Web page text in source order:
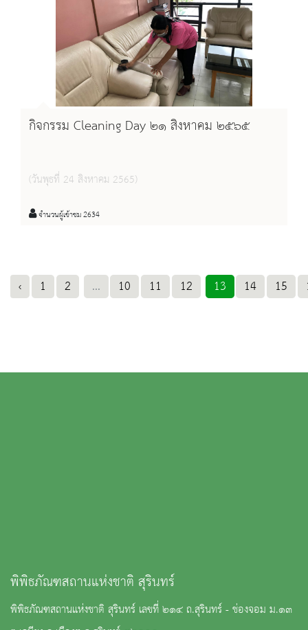
กิจกรรม Cleaning Day ๒๑ สิงหาคม ๒๕๖๕
(วันพุธที่ 24 สิงหาคม 2565)
จำนวนผู้เข้าชม 2634
‹ 1 2 ... 10 11 12 13 14 15
พิพิธภัณฑสถานแห่งชาติ สุรินทร์
พิพิธภัณฑสถานแห่งชาติ สุรินทร์ เลขที่ ๒๑๔ ถ.สุรินทร์ - ช่องจอม ม.๑๓